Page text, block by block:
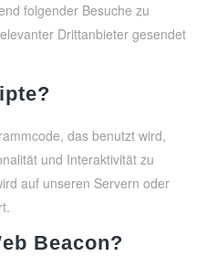
folgender Besuche zu
Drittanbieter gesendet
das benutzt wird,
und Interaktivität zu
auf unseren Servern oder
Beacon?